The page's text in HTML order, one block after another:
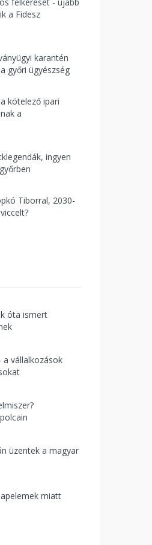
a Fidesz
karantén
győri ügyészség
kötelező ipari
a
ingyen
Tiborral, 2030-
óta ismert
a vállalkozások
üzentek a magyar
miatt